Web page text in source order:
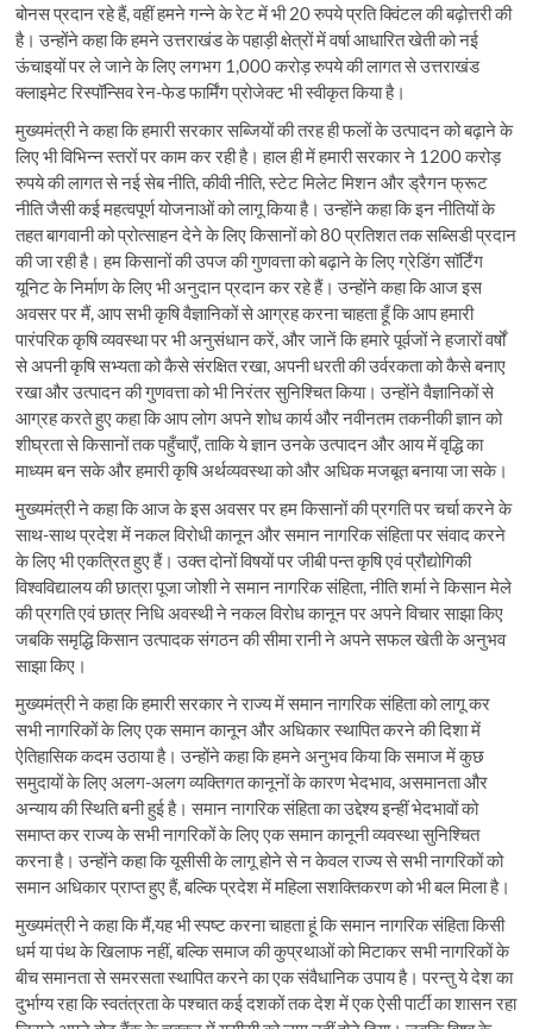
बोनस प्रदान रहे हैं, वहीं हमने गन्ने के रेट में भी 20 रुपये प्रति क्विंटल की बढ़ोत्तरी की
है। उन्होंने कहा कि हमने उत्तराखंड के पहाड़ी क्षेत्रों में वर्षा आधारित खेती को नई
ऊंचाइयों पर ले जाने के लिए लगभग 1,000 करोड़ रुपये की लागत से उत्तराखंड
क्लाइमेट रिस्पॉन्सिव रेन-फेड फार्मिंग प्रोजेक्ट भी स्वीकृत किया है।
मुख्यमंत्री ने कहा कि हमारी सरकार सब्जियों की तरह ही फलों के उत्पादन को बढ़ाने के
लिए भी विभिन्न स्तरों पर काम कर रही है। हाल ही में हमारी सरकार ने 1200 करोड़
रुपये की लागत से नई सेब नीति, कीवी नीति, स्टेट मिलेट मिशन और ड्रैगन फ्रूट
नीति जैसी कई महत्वपूर्ण योजनाओं को लागू किया है। उन्होंने कहा कि इन नीतियों के
तहत बागवानी को प्रोत्साहन देने के लिए किसानों को 80 प्रतिशत तक सब्सिडी प्रदान
की जा रही है। हम किसानों की उपज की गुणवत्ता को बढ़ाने के लिए ग्रेडिंग सॉर्टिंग
यूनिट के निर्माण के लिए भी अनुदान प्रदान कर रहे हैं। उन्होंने कहा कि आज इस
अवसर पर मैं, आप सभी कृषि वैज्ञानिकों से आग्रह करना चाहता हूँ कि आप हमारी
पारंपरिक कृषि व्यवस्था पर भी अनुसंधान करें, और जानें कि हमारे पूर्वजों ने हजारों वर्षों
से अपनी कृषि सभ्यता को कैसे संरक्षित रखा, अपनी धरती की उर्वरकता को कैसे बनाए
रखा और उत्पादन की गुणवत्ता को भी निरंतर सुनिश्चित किया। उन्होंने वैज्ञानिकों से
आग्रह करते हुए कहा कि आप लोग अपने शोध कार्य और नवीनतम तकनीकी ज्ञान को
शीघ्रता से किसानों तक पहुँचाएँ, ताकि ये ज्ञान उनके उत्पादन और आय में वृद्धि का
माध्यम बन सके और हमारी कृषि अर्थव्यवस्था को और अधिक मजबूत बनाया जा सके।
मुख्यमंत्री ने कहा कि आज के इस अवसर पर हम किसानों की प्रगति पर चर्चा करने के
साथ-साथ प्रदेश में नकल विरोधी कानून और समान नागरिक संहिता पर संवाद करने
के लिए भी एकत्रित हुए हैं। उक्त दोनों विषयों पर जीबी पन्त कृषि एवं प्रौद्योगिकी
विश्वविद्यालय की छात्रा पूजा जोशी ने समान नागरिक संहिता, नीति शर्मा ने किसान मेले
की प्रगति एवं छात्र निधि अवस्थी ने नकल विरोध कानून पर अपने विचार साझा किए
जबकि समृद्धि किसान उत्पादक संगठन की सीमा रानी ने अपने सफल खेती के अनुभव
साझा किए।
मुख्यमंत्री ने कहा कि हमारी सरकार ने राज्य में समान नागरिक संहिता को लागू कर
सभी नागरिकों के लिए एक समान कानून और अधिकार स्थापित करने की दिशा में
ऐतिहासिक कदम उठाया है। उन्होंने कहा कि हमने अनुभव किया कि समाज में कुछ
समुदायों के लिए अलग-अलग व्यक्तिगत कानूनों के कारण भेदभाव, असमानता और
अन्याय की स्थिति बनी हुई है। समान नागरिक संहिता का उद्देश्य इन्हीं भेदभावों को
समाप्त कर राज्य के सभी नागरिकों के लिए एक समान कानूनी व्यवस्था सुनिश्चित
करना है। उन्होंने कहा कि यूसीसी के लागू होने से न केवल राज्य से सभी नागरिकों को
समान अधिकार प्राप्त हुए हैं, बल्कि प्रदेश में महिला सशक्तिकरण को भी बल मिला है।
मुख्यमंत्री ने कहा कि मैं,यह भी स्पष्ट करना चाहता हूं कि समान नागरिक संहिता किसी
धर्म या पंथ के खिलाफ नहीं, बल्कि समाज की कुप्रथाओं को मिटाकर सभी नागरिकों के
बीच समानता से समरसता स्थापित करने का एक संवैधानिक उपाय है। परन्तु ये देश का
दुर्भाग्य रहा कि स्वतंत्रता के पश्चात कई दशकों तक देश में एक ऐसी पार्टी का शासन रहा